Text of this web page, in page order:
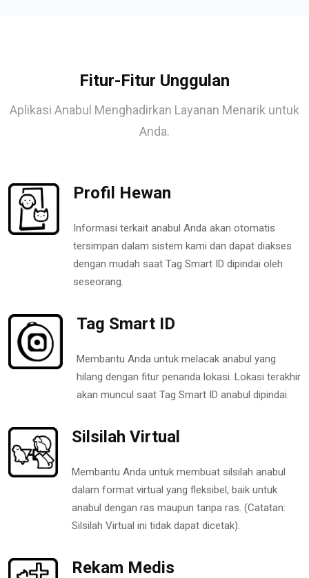
Fitur-Fitur Unggulan
Aplikasi Anabul Menghadirkan Layanan Menarik untuk
Anda.
Profil Hewan
Informasi terkait anabul Anda akan otomatis
tersimpan dalam sistem kami dan dapat diakses
dengan mudah saat Tag Smart ID dipindai oleh
seseorang.
Tag Smart ID
Membantu Anda untuk melacak anabul yang
hilang dengan fitur penanda lokasi. Lokasi terakhir
akan muncul saat Tag Smart ID anabul dipindai.
Silsilah Virtual
Membantu Anda untuk membuat silsilah anabul
dalam format virtual yang fleksibel, baik untuk
anabul dengan ras maupun tanpa ras. (Catatan:
Silsilah Virtual ini tidak dapat dicetak).
Rekam Medis